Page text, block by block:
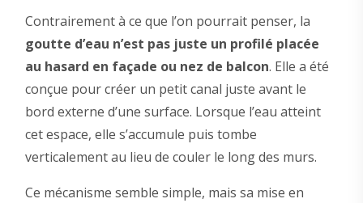
Contrairement à ce que l’on pourrait penser, la
goutte d’eau n’est pas juste un profilé placée
au hasard en façade ou nez de balcon. Elle a été
conçue pour créer un petit canal juste avant le
bord externe d’une surface. Lorsque l’eau atteint
cet espace, elle s’accumule puis tombe
verticalement au lieu de couler le long des murs.
Ce mécanisme semble simple, mais sa mise en